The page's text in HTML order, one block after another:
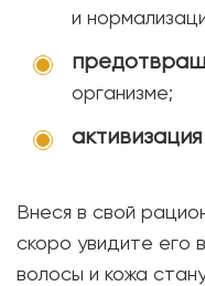
и
организме;
активизация
Внеся в свой
скоро увидите его
волосы и кожа